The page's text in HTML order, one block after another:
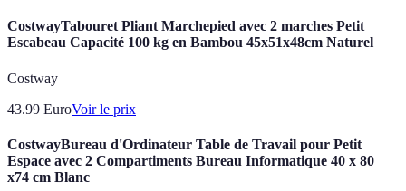
CostwayTabouret Pliant Marchepied avec 2 marches Petit
Escabeau Capacité 100 kg en Bambou 45x51x48cm Naturel
Costway
43.99 EuroVoir le prix
CostwayBureau d'Ordinateur Table de Travail pour Petit
Espace avec 2 Compartiments Bureau Informatique 40 x 80
x74 cm Blanc